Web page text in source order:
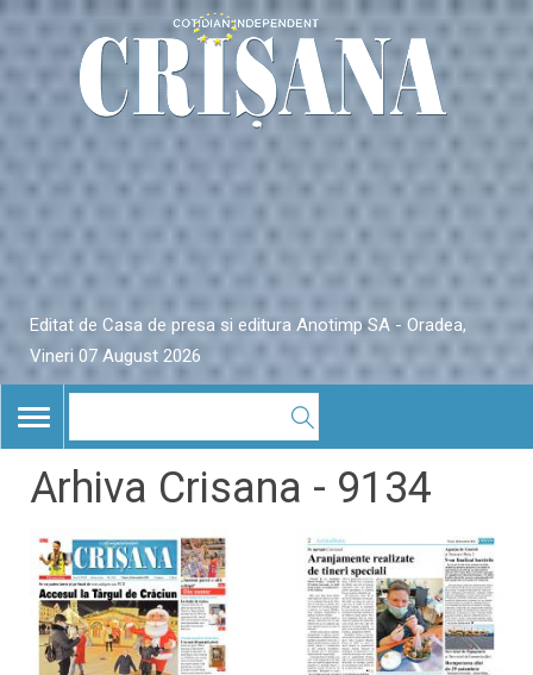
Editat de Casa de presa si editura Anotimp SA - Oradea,
Vineri 07 August 2026
TOGGLE
NAVIGATION
Arhiva Crisana - 9134